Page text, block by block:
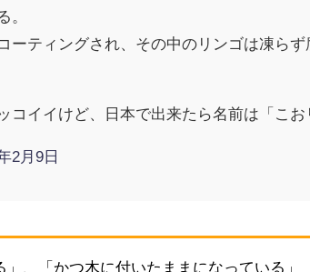
。
ーティングされ、その中のリンゴは凍ら
コイイけど、日本で出来たら名前は「こお
2月9日
、「かつ木に付いたままになっている」